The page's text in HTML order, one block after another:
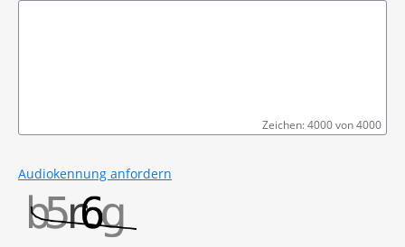
Zeichen: 4000 von 4000
Audiokennung anfordern